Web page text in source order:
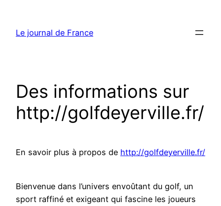
contenu
Le journal de France
Des informations sur
http://golfdeyerville.fr/
En savoir plus à propos de http://golfdeyerville.fr/
Bienvenue dans l’univers envoûtant du golf, un
sport raffiné et exigeant qui fascine les joueurs